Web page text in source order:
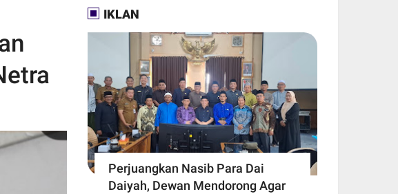
IKLAN
Perjuangkan Nasib Para Dai
Daiyah, Dewan Mendorong Agar